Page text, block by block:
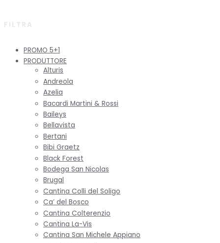
FILTRA
PROMO 5+1
PRODUTTORE
Alturis
Andreola
Azelia
Bacardi Martini & Rossi
Baileys
Bellavista
Bertani
Bibi Graetz
Black Forest
Bodega San Nicolas
Brugal
Cantina Colli del Soligo
Ca’ del Bosco
Cantina Colterenzio
Cantina La-Vis
Cantina San Michele Appiano